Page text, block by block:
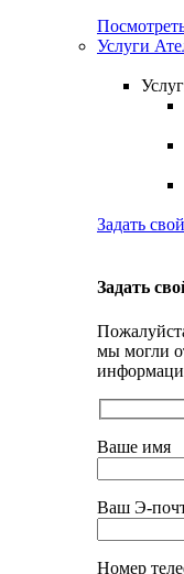
Услуги
Задать
Задать
мы могли
Ваше имя
Ваш Э-
Номер